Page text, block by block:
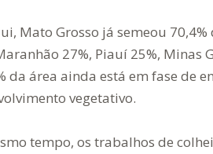
Mato Grosso já semeou
27%, Piauí 25%, Minas
da área ainda está em fase de
vegetativo.
tempo, os trabalhos de